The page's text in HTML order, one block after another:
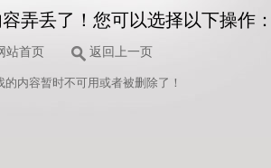
弄丢了！您可以选择以下操作
站首页 返回上一页
的内容暂时不可用或者被删除了！